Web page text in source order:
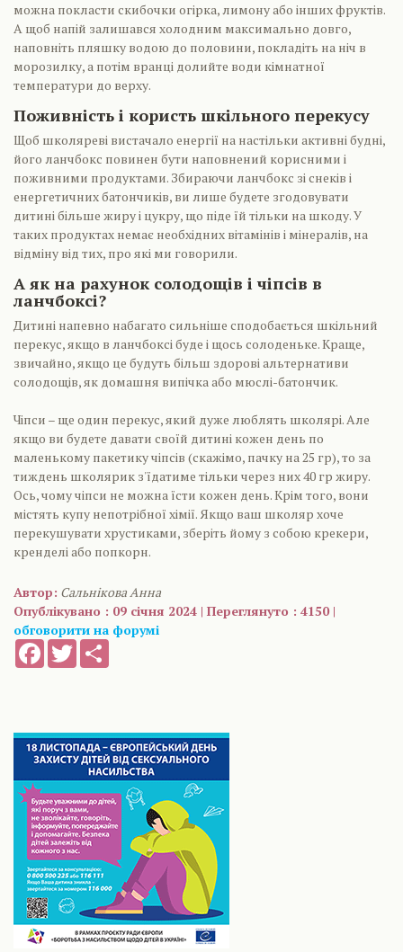
можна покласти скибочки огірка, лимону або інших фруктів.
А щоб напій залишався холодним максимально довго,
наповніть пляшку водою до половини, покладіть на ніч в
морозилку, а потім вранці долийте води кімнатної
температури до верху.
Поживність і користь шкільного перекусу
Щоб школяреві вистачало енергії на настільки активні будні,
його ланчбокс повинен бути наповнений корисними і
поживними продуктами. Збираючи ланчбокс зі снеків і
енергетичних батончиків, ви лише будете згодовувати
дитині більше жиру і цукру, що піде їй тільки на шкоду. У
таких продуктах немає необхідних вітамінів і мінералів, на
відміну від тих, про які ми говорили.
А як на рахунок солодощів і чіпсів в
ланчбоксі?
Дитині напевно набагато сильніше сподобається шкільний
перекус, якщо в ланчбоксі буде і щось солоденьке. Краще,
звичайно, якщо це будуть більш здорові альтернативи
солодощів, як домашня випічка або мюслі-батончик.
Чіпси – ще один перекус, який дуже люблять школярі. Але
якщо ви будете давати своїй дитині кожен день по
маленькому пакетику чіпсів (скажімо, пачку на 25 гр), то за
тиждень школярик з'їдатиме тільки через них 40 гр жиру.
Ось, чому чіпси не можна їсти кожен день. Крім того, вони
містять купу непотрібної хімії. Якщо ваш школяр хоче
перекушувати хрустиками, зберіть йому з собою крекери,
кренделі або попкорн.
Автор: Сальнікова Анна
Опублікувано : 09 січня 2024 | Переглянуто : 4150 |
обговорити на форумі
FacebookTwitter